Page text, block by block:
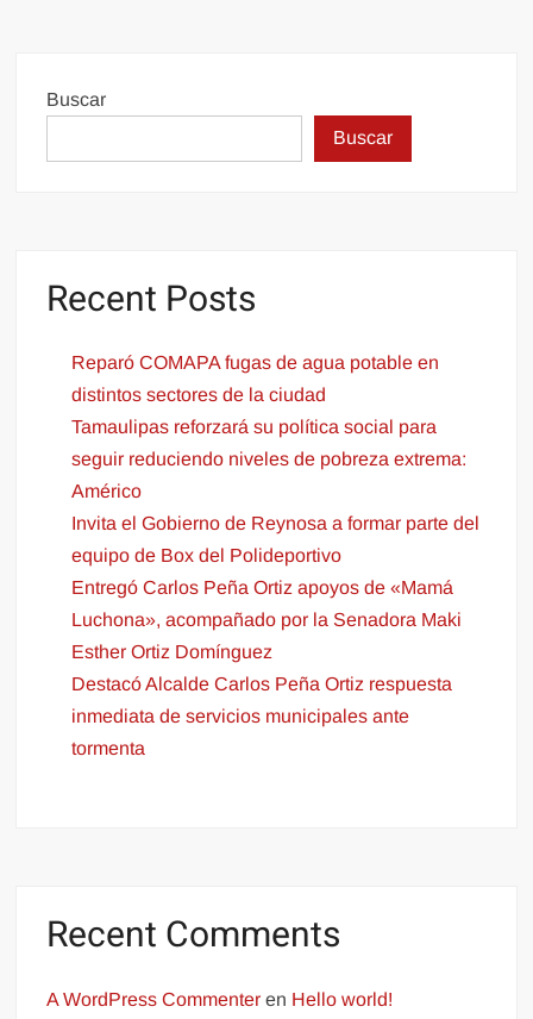
Buscar
Buscar
Recent Posts
Reparó COMAPA fugas de agua potable en
distintos sectores de la ciudad
Tamaulipas reforzará su política social para
seguir reduciendo niveles de pobreza extrema:
Américo
Invita el Gobierno de Reynosa a formar parte del
equipo de Box del Polideportivo
Entregó Carlos Peña Ortiz apoyos de «Mamá
Luchona», acompañado por la Senadora Maki
Esther Ortiz Domínguez
Destacó Alcalde Carlos Peña Ortiz respuesta
inmediata de servicios municipales ante
tormenta
Recent Comments
A WordPress Commenter en Hello world!